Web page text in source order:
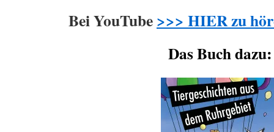
Bei YouTube>>> HIER zu
Das Buch dazu: